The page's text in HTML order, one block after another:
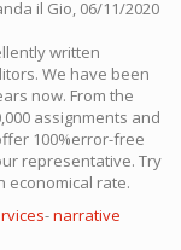
il Gio, 06/11/2020
written
We have been
now. From the
assignments and
100%error-free
representative. Try
economical rate.
-narrative